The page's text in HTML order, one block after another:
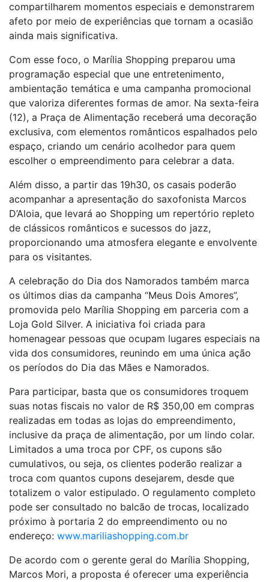
compartilharem momentos especiais e demonstrarem
afeto por meio de experiências que tornam a ocasião
ainda mais significativa.
Com esse foco, o Marília Shopping preparou uma
programação especial que une entretenimento,
ambientação temática e uma campanha promocional
que valoriza diferentes formas de amor. Na sexta-feira
(12), a Praça de Alimentação receberá uma decoração
exclusiva, com elementos românticos espalhados pelo
espaço, criando um cenário acolhedor para quem
escolher o empreendimento para celebrar a data.
Além disso, a partir das 19h30, os casais poderão
acompanhar a apresentação do saxofonista Marcos
D’Aloia, que levará ao Shopping um repertório repleto
de clássicos românticos e sucessos do jazz,
proporcionando uma atmosfera elegante e envolvente
para os visitantes.
A celebração do Dia dos Namorados também marca
os últimos dias da campanha “Meus Dois Amores”,
promovida pelo Marília Shopping em parceria com a
Loja Gold Silver. A iniciativa foi criada para
homenagear pessoas que ocupam lugares especiais na
vida dos consumidores, reunindo em uma única ação
os períodos do Dia das Mães e Namorados.
Para participar, basta que os consumidores troquem
suas notas fiscais no valor de R$ 350,00 em compras
realizadas em todas as lojas do empreendimento,
inclusive da praça de alimentação, por um lindo colar.
Limitados a uma troca por CPF, os cupons são
cumulativos, ou seja, os clientes poderão realizar a
troca com quantos cupons desejarem, desde que
totalizem o valor estipulado. O regulamento completo
pode ser consultado no balcão de trocas, localizado
próximo à portaria 2 do empreendimento ou no
endereço: www.mariliashopping.com.br
De acordo com o gerente geral do Marília Shopping,
Marcos Mori, a proposta é oferecer uma experiência